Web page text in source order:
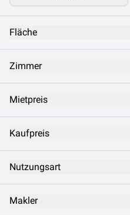
Fläche
Zimmer
Mietpreis
Kaufpreis
Nutzungsart
Makler